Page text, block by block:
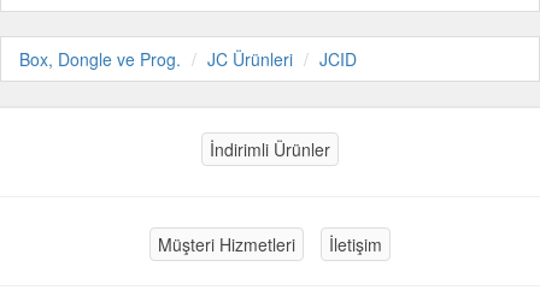
Box, Dongle ve Prog. JC Ürünleri JCID
İndirimli Ürünler
Müşteri Hizmetleri İletişim